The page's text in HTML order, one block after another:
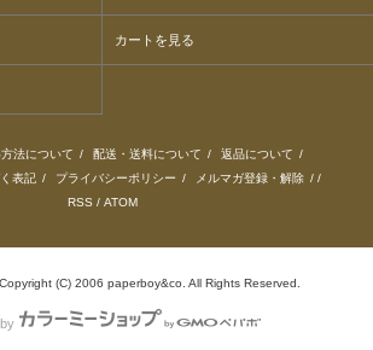
カートを見る
法について / 配送・送料について / 返品について /
表記 / プライバシーポリシー / メルマガ登録・解除 / /
RSS / ATOM
(C) 2006 paperboy&co. All Rights Reserved.